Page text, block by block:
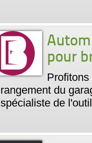
pour
rangement du
spécialiste de